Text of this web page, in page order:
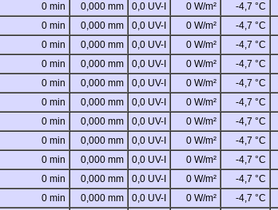
0 min 0,000 mm 0,0 UV-I 0 W/m² -4,7 °C
0 min 0,000 mm 0,0 UV-I 0 W/m² -4,7 °C
0 min 0,000 mm 0,0 UV-I 0 W/m² -4,7 °C
0 min 0,000 mm 0,0 UV-I 0 W/m² -4,7 °C
0 min 0,000 mm 0,0 UV-I 0 W/m² -4,7 °C
0 min 0,000 mm 0,0 UV-I 0 W/m² -4,7 °C
0 min 0,000 mm 0,0 UV-I 0 W/m² -4,7 °C
0 min 0,000 mm 0,0 UV-I 0 W/m² -4,7 °C
0 min 0,000 mm 0,0 UV-I 0 W/m² -4,7 °C
0 min 0,000 mm 0,0 UV-I 0 W/m² -4,7 °C
0 min 0,000 mm 0,0 UV-I 0 W/m² -4,7 °C